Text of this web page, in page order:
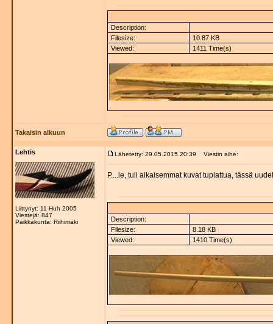
Description:
Filesize:
10.87 KB
Viewed:
1411 Time(s)
Takaisin alkuun
Lehtis
Liittynyt: 11 Huh 2005
Viestejä: 847
Paikkakunta: Riihimäki
Lähetetty: 29.05.2015 20:39 Viestin aihe:
P....le, tuli aikaisemmat kuvat tuplattua, tässä
Description:
Filesize:
8.18 KB
Viewed:
1410 Time(s)